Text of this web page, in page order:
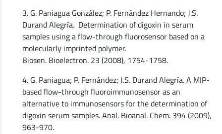
3. G. Paniagua González; P. Fernández Hernando; J.S.
Durand Alegría. Determination of digoxin in serum
samples using a flow-through fluorosensor based on a
molecularly imprinted polymer.
Biosen. Bioelectron. 23 (2008), 1754-1758.
4. G. Paniagua; P. Fernández; J.S. Durand Alegría. A MIP-
based flow-through fluoroimmunosensor as an
alternative to immunosensors for the determination of
digoxin serum samples. Anal. Bioanal. Chem. 394 (2009),
963-970.